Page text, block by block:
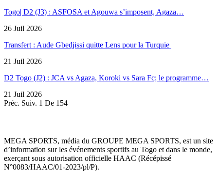
Togo| D2 (J3) : ASFOSA et Agouwa s’imposent, Agaza…
26 Juil 2026
Transfert : Aude Gbedjissi quitte Lens pour la Turquie
21 Juil 2026
D2 Togo (J2) : JCA vs Agaza, Koroki vs Sara Fc; le programme…
21 Juil 2026
Préc. Suiv. 1 De 154
MEGA SPORTS, média du GROUPE MEGA SPORTS, est un site
d’information sur les événements sportifs au Togo et dans le monde,
exerçant sous autorisation officielle HAAC (Récépissé
N°0083/HAAC/01-2023/pl/P).